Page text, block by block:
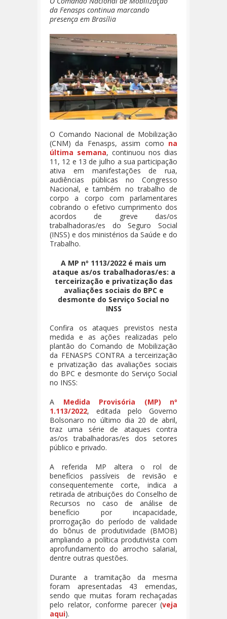
da Fenasps continua marcando
presença em Brasília
O Comando Nacional de Mobilização
(CNM) da Fenasps, assim como na
última semana, continuou nos dias
11, 12 e 13 de julho a sua participação
ativa em manifestações de rua,
audiências públicas no Congresso
Nacional, e também no trabalho de
corpo a corpo com parlamentares
cobrando o efetivo cumprimento dos
acordos de greve das/os
trabalhadoras/es do Seguro Social
(INSS) e dos ministérios da Saúde e do
Trabalho.
A MP nº 1113/2022 é mais um
ataque as/os trabalhadoras/es: a
terceirização e privatização das
avaliações sociais do BPC e
desmonte do Serviço Social no
INSS
Confira os ataques previstos nesta
medida e as ações realizadas pelo
plantão do Comando de Mobilização
da FENASPS CONTRA a terceirização
e privatização das avaliações sociais
do BPC e desmonte do Serviço Social
no INSS:
A Medida Provisória (MP) nº
1.113/2022, editada pelo Governo
Bolsonaro no último dia 20 de abril,
traz uma série de ataques contra
as/os trabalhadoras/es dos setores
público e privado.
A referida MP altera o rol de
benefícios passíveis de revisão e
consequentemente corte, indica a
retirada de atribuições do Conselho de
Recursos no caso de análise de
benefício por incapacidade,
prorrogação do período de validade
do bônus de produtividade (BMOB)
ampliando a política produtivista com
aprofundamento do arrocho salarial,
dentre outras questões.
Durante a tramitação da mesma
foram apresentadas 43 emendas,
sendo que muitas foram rechaçadas
pelo relator, conforme parecer (veja
aqui).